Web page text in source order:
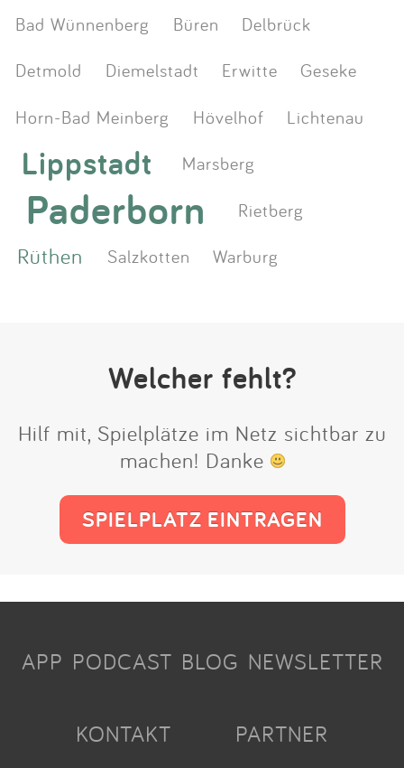
Bad Wünnenberg
Büren
Delbrück
Detmold
Diemelstadt Erwitte
Geseke
Horn-Bad Meinberg
Hövelhof Lichtenau
Lippstadt Marsberg
Paderborn Rietberg
Rüthen Salzkotten Warburg
Welcher fehlt?
Hilf mit, Spielplätze im Netz sichtbar zu
machen! Danke
SPIELPLATZ EINTRAGEN
APP PODCAST BLOG NEWSLETTER
KONTAKT PARTNER